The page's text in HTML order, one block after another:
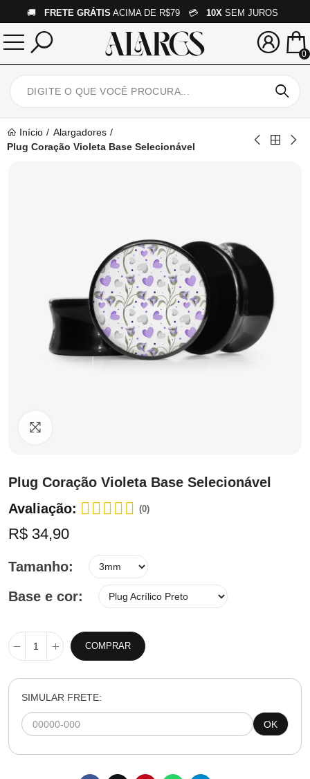
🚚 FRETE GRÁTIS ACIMA DE R$79 💳 10X SEM JUROS
0
Início
Alargadores
Plug Coração Violeta Base Selecionável
Plug Coração Violeta Base Selecionável
Avaliação:
(0)
R$ 34,90
Tamanho
Base e cor
COMPRAR
SIMULAR FRETE:
OK